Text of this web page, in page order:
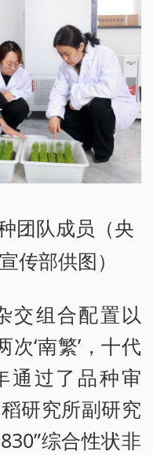
团队成员（央
传部供图）
交组合配置以
‘南繁’，十代
通过了品种审
研究所副研究
综合性状非